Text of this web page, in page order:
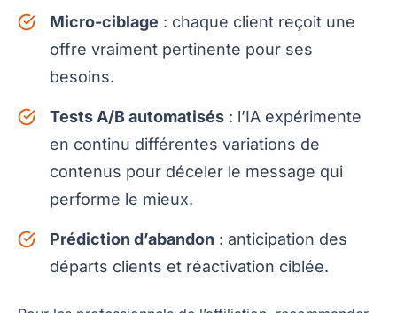
Micro-ciblage : chaque client reçoit une
offre vraiment pertinente pour ses
besoins.
Tests A/B automatisés : l’IA expérimente
en continu différentes variations de
contenus pour déceler le message qui
performe le mieux.
Prédiction d’abandon : anticipation des
départs clients et réactivation ciblée.